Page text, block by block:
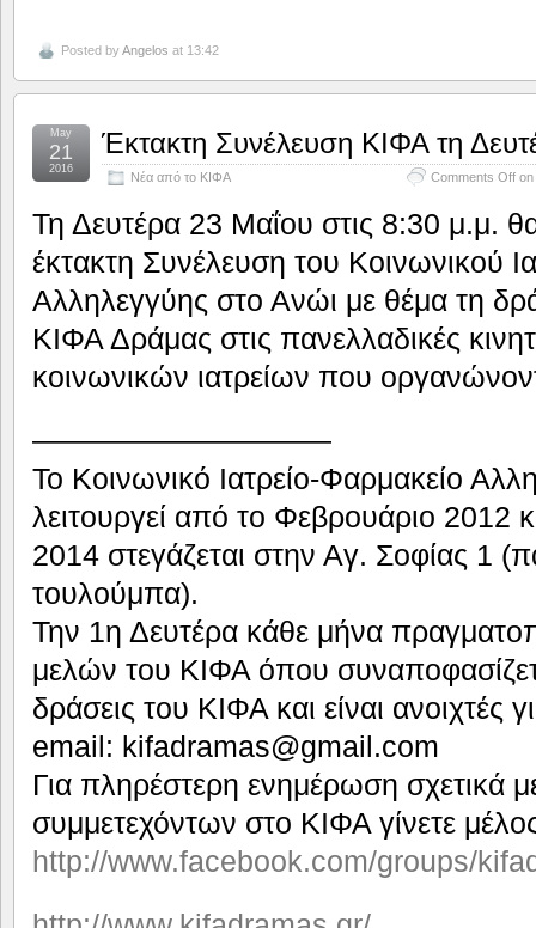
Posted byAngelos at 13:42
Έκτακτη Συνέλευση ΚΙΦΑ τη
Νέα από το ΚΙΦΑ Comments Off on
May
21
2016
Τη Δευτέρα 23 Μαΐου στις 8:30 μ.μ.
έκτακτη Συνέλευση του Κοινωνικού
Αλληλεγγύης στο Ανώι με θέμα τη
ΚΙΦΑ Δράμας στις πανελλαδικές
κοινωνικών ιατρείων που
——————————
Το Κοινωνικό Ιατρείο-Φαρμακείο
λειτουργεί από το Φεβρουάριο 2012
2014 στεγάζεται στην Αγ. Σοφίας 1
τουλούμπα).
Την 1η Δευτέρα κάθε μήνα
μελών του ΚΙΦΑ όπου
δράσεις του ΚΙΦΑ και είναι ανοιχτές
email: kifadramas@gmail.com
Για πληρέστερη ενημέρωση σχετικά
συμμετεχόντων στο ΚΙΦΑ γίνετε
http://www.facebook.com/groups/